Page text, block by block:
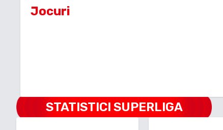
Jocuri
STATISTICI SUPERLIGA